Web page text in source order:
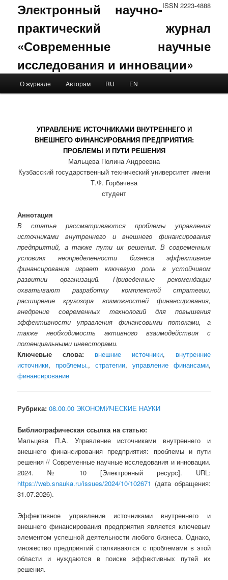
ISSN 2223-4888
Электронный научно-
практический журнал
«Современные научные
исследования и инновации»
Skip to primary content
Skip to secondary content
О журнале Авторам RU EN
УПРАВЛЕНИЕ ИСТОЧНИКАМИ ВНУТРЕННЕГО И
ВНЕШНЕГО ФИНАНСИРОВАНИЯ ПРЕДПРИЯТИЯ:
ПРОБЛЕМЫ И ПУТИ РЕШЕНИЯ
Мальцева Полина Андреевна
Кузбасский государственный технический университет имени
Т.Ф. Горбачева
студент
Аннотация
В статье рассматриваются проблемы управления
источниками внутреннего и внешнего финансирования
предприятий, а также пути их решения. В современных
условиях неопределенности бизнеса эффективное
финансирование играет ключевую роль в устойчивом
развитии организаций. Приведенные рекомендации
охватывают разработку комплексной стратегии,
расширение кругозора возможностей финансирования,
внедрение современных технологий для повышения
эффективности управления финансовыми потоками, а
также необходимость активного взаимодействия с
потенциальными инвесторами.
Ключевые слова:
внешние источники, внутренние
источники, проблемы.,стратегии, управление финансами,
финансирование
Рубрика: 08.00.00 ЭКОНОМИЧЕСКИЕ НАУКИ
Библиографическая ссылка на статью:
Мальцева П.А. Управление источниками внутреннего и
внешнего финансирования предприятия: проблемы и пути
решения // Современные научные исследования и инновации.
2024. № 10 [Электронный ресурс]. URL:
https://web.snauka.ru/issues/2024/10/102671 (дата обращения:
31.07.2026).
Эффективное управление источниками внутреннего и
внешнего финансирования предприятия является ключевым
элементом успешной деятельности любого бизнеса. Однако,
множество предприятий сталкиваются с проблемами в этой
области и нуждаются в поиске эффективных путей их
решения.